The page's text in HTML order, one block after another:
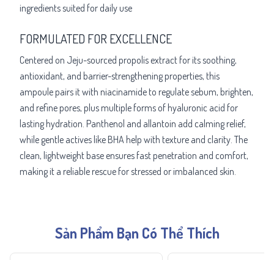
ingredients suited for daily use
FORMULATED FOR EXCELLENCE
Centered on Jeju-sourced propolis extract for its soothing,
antioxidant, and barrier-strengthening properties, this
ampoule pairs it with niacinamide to regulate sebum, brighten,
and refine pores, plus multiple forms of hyaluronic acid for
lasting hydration. Panthenol and allantoin add calming relief,
while gentle actives like BHA help with texture and clarity. The
clean, lightweight base ensures fast penetration and comfort,
making it a reliable rescue for stressed or imbalanced skin.
Sản Phẩm Bạn Có Thể Thích